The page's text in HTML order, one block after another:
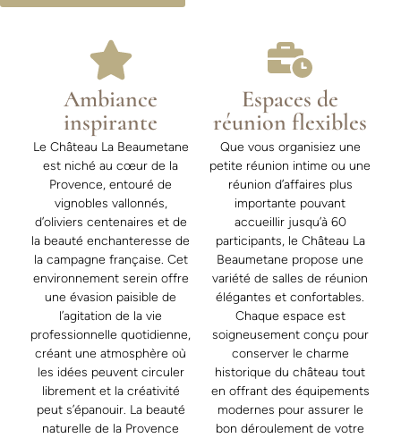
Ambiance
inspirante
Le Château La Beaumetane
est niché au cœur de la
Provence, entouré de
vignobles vallonnés,
d’oliviers centenaires et de
la beauté enchanteresse de
la campagne française. Cet
environnement serein offre
une évasion paisible de
l’agitation de la vie
professionnelle quotidienne,
créant une atmosphère où
les idées peuvent circuler
librement et la créativité
peut s’épanouir. La beauté
naturelle de la Provence
Espaces de
réunion flexibles
Que vous organisiez une
petite réunion intime ou une
réunion d’affaires plus
importante pouvant
accueillir jusqu’à 60
participants, le Château La
Beaumetane propose une
variété de salles de réunion
élégantes et confortables.
Chaque espace est
soigneusement conçu pour
conserver le charme
historique du château tout
en offrant des équipements
modernes pour assurer le
bon déroulement de votre